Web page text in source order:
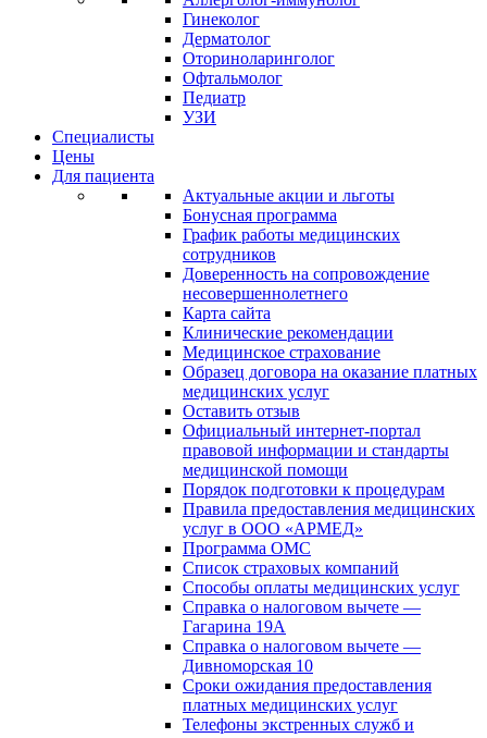
Гинеколог
Дерматолог
Оториноларинголог
Офтальмолог
Педиатр
УЗИ
Специалисты
Цены
Для пациента
Актуальные акции и льготы
Бонусная программа
График работы медицинских
сотрудников
Доверенность на сопровождение
несовершеннолетнего
Карта сайта
Клинические рекомендации
Медицинское страхование
Образец договора на оказание платных
медицинских услуг
Оставить отзыв
Официальный интернет-портал
правовой информации и стандарты
медицинской помощи
Порядок подготовки к процедурам
Правила предоставления медицинских
услуг в ООО «АРМЕД»
Программа ОМС
Список страховых компаний
Способы оплаты медицинских услуг
Справка о налоговом вычете —
Гагарина 19А
Справка о налоговом вычете —
Дивноморская 10
Сроки ожидания предоставления
платных медицинских услуг
Телефоны экстренных служб и